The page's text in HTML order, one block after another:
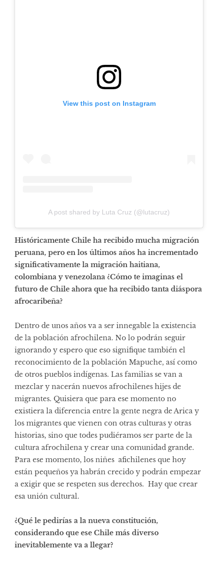
View this post on Instagram
A post shared by Luta Cruz (@lutacruz)
Históricamente Chile ha recibido mucha migración
peruana, pero en los últimos años ha incrementado
significativamente la migración haitiana,
colombiana y venezolana ¿Cómo te imaginas el
futuro de Chile ahora que ha recibido tanta diáspora
afrocaribeña?
Dentro de unos años va a ser innegable la existencia
de la población afrochilena. No lo podrán seguir
ignorando y espero que eso signifique también el
reconocimiento de la población Mapuche, así como
de otros pueblos indígenas. Las familias se van a
mezclar y nacerán nuevos afrochilenes hijes de
migrantes. Quisiera que para ese momento no
existiera la diferencia entre la gente negra de Arica y
los migrantes que vienen con otras culturas y otras
historias, sino que todes pudiéramos ser parte de la
cultura afrochilena y crear una comunidad grande.
Para ese momento, los niñes afichilenes que hoy
están pequeños ya habrán crecido y podrán empezar
a exigir que se respeten sus derechos. Hay que crear
esa unión cultural.
¿Qué le pedirías a la nueva constitución,
considerando que ese Chile más diverso
inevitablemente va a llegar?